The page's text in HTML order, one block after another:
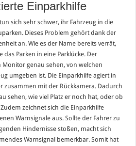
Einparkhilfe
sich sehr schwer, ihr Fahrzeug in die
Dieses Problem gehört dank der
an. Wie es der Name bereits verrät,
Parken in eine Parklücke. Der
genau sehen, von welchen
umgeben ist. Die Einparkhilfe agiert in
zusammen mit der Rückkamera. Dadurch
sehen, wie viel Platz er noch hat, oder ob
zeichnet sich die Einparkhilfe
Warnsignale aus. Sollte der Fahrer zu
Hindernisse stoßen, macht sich
Warnsignal bemerkbar. Somit hat